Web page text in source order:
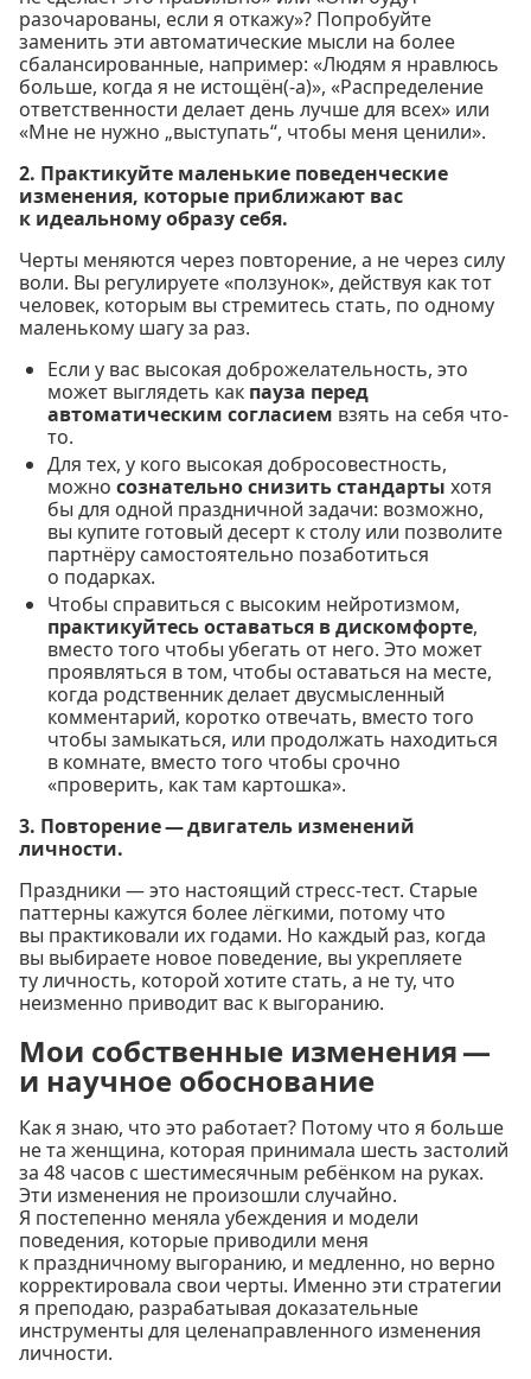
разочарованы, если я откажу»? Попробуйте
заменить эти автоматические мысли на более
сбалансированные, например: «Людям я нравлюсь
больше, когда я не истощён(-а)», «Распределение
ответственности делает день лучше для всех» или
«Мне не нужно „выступать“, чтобы меня ценили».
2. Практикуйте маленькие поведенческие
изменения, которые приближают вас
к идеальному образу себя.
Черты меняются через повторение, а не через силу
воли. Вы регулируете «ползунок», действуя как тот
человек, которым вы стремитесь стать, по одному
маленькому шагу за раз.
Если у вас высокая доброжелательность, это
может выглядеть как пауза перед
автоматическим согласием взять на себя что-
то.
Для тех, у кого высокая добросовестность,
можно сознательно снизить стандарты хотя
бы для одной праздничной задачи: возможно,
вы купите готовый десерт к столу или позволите
партнёру самостоятельно позаботиться
о подарках.
Чтобы справиться с высоким нейротизмом,
практикуйтесь оставаться в дискомфорте,
вместо того чтобы убегать от него. Это может
проявляться в том, чтобы оставаться на месте,
когда родственник делает двусмысленный
комментарий, коротко отвечать, вместо того
чтобы замыкаться, или продолжать находиться
в комнате, вместо того чтобы срочно
«проверить, как там картошка».
3. Повторение — двигатель изменений
личности.
Праздники — это настоящий стресс-тест. Старые
паттерны кажутся более лёгкими, потому что
вы практиковали их годами. Но каждый раз, когда
вы выбираете новое поведение, вы укрепляете
ту личность, которой хотите стать, а не ту, что
неизменно приводит вас к выгоранию.
Мои собственные изменения —
и научное обоснование
Как я знаю, что это работает? Потому что я больше
не та женщина, которая принимала шесть застолий
за 48 часов с шестимесячным ребёнком на руках.
Эти изменения не произошли случайно.
Я постепенно меняла убеждения и модели
поведения, которые приводили меня
к праздничному выгоранию, и медленно, но верно
корректировала свои черты. Именно эти стратегии
я преподаю, разрабатывая доказательные
инструменты для целенаправленного изменения
личности.